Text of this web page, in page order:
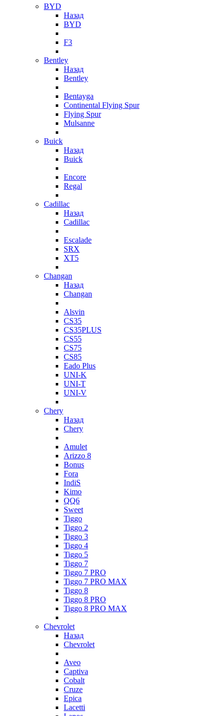
BYD
Назад
BYD
F3
Bentley
Назад
Bentley
Bentayga
Continental Flying Spur
Flying Spur
Mulsanne
Buick
Назад
Buick
Encore
Regal
Cadillac
Назад
Cadillac
Escalade
SRX
XT5
Changan
Назад
Changan
Alsvin
CS35
CS35PLUS
CS55
CS75
CS85
Eado Plus
UNI-K
UNI-T
UNI-V
Chery
Назад
Chery
Amulet
Arizzo 8
Bonus
Fora
IndiS
Kimo
QQ6
Sweet
Tiggo
Tiggo 2
Tiggo 3
Tiggo 4
Tiggo 5
Tiggo 7
Tiggo 7 PRO
Tiggo 7 PRO MAX
Tiggo 8
Tiggo 8 PRO
Tiggo 8 PRO MAX
Chevrolet
Назад
Chevrolet
Aveo
Captiva
Cobalt
Cruze
Epica
Lacetti